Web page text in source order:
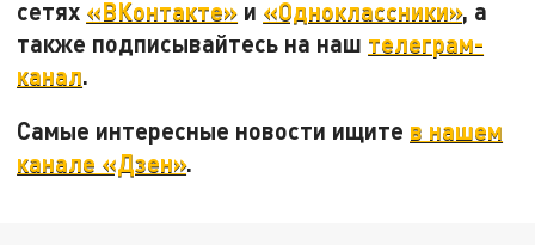
сетях «ВКонтакте» и «Одноклассники», а
также подписывайтесь на наш телеграм-
канал.
Самые интересные новости ищите в нашем
канале «Дзен».